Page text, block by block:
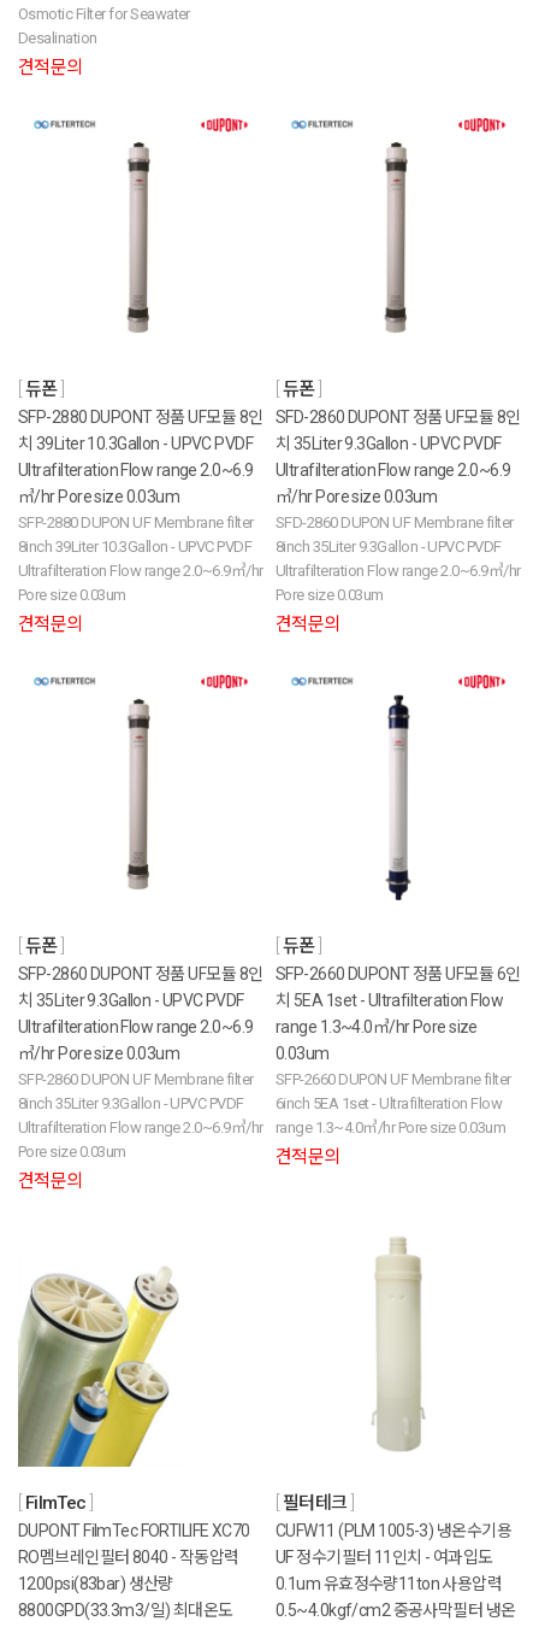
Osmotic Filter for Seawater
Desalination
견적문의
듀폰
SFP-2880 DUPONT 정품 UF모듈 8인
치 39Liter 10.3Gallon - UPVC PVDF
Ultrafilteration Flow range 2.0~6.9
㎥/hr Pore size 0.03um
SFP-2880 DUPON UF Membrane filter
8inch 39Liter 10.3Gallon - UPVC PVDF
Ultrafilteration Flow range 2.0~6.9㎥/hr
Pore size 0.03um
견적문의
듀폰
SFD-2860 DUPONT 정품 UF모듈 8인
치 35Liter 9.3Gallon - UPVC PVDF
Ultrafilteration Flow range 2.0~6.9
㎥/hr Pore size 0.03um
SFD-2860 DUPON UF Membrane filter
8inch 35Liter 9.3Gallon - UPVC PVDF
Ultrafilteration Flow range 2.0~6.9㎥/hr
Pore size 0.03um
견적문의
듀폰
SFP-2860 DUPONT 정품 UF모듈 8인
치 35Liter 9.3Gallon - UPVC PVDF
Ultrafilteration Flow range 2.0~6.9
㎥/hr Pore size 0.03um
SFP-2860 DUPON UF Membrane filter
8inch 35Liter 9.3Gallon - UPVC PVDF
Ultrafilteration Flow range 2.0~6.9㎥/hr
Pore size 0.03um
견적문의
듀폰
SFP-2660 DUPONT 정품 UF모듈 6인
치 5EA 1set - Ultrafilteration Flow
range 1.3~4.0㎥/hr Pore size
0.03um
SFP-2660 DUPON UF Membrane filter
6inch 5EA 1set - Ultrafilteration Flow
range 1.3~4.0㎥/hr Pore size 0.03um
견적문의
FilmTec
DUPONT FilmTec FORTILIFE XC70
RO멤브레인필터 8040 - 작동압력
1200psi(83bar) 생산량
8800GPD(33.3m3/일) 최대온도
필터테크
CUFW11 (PLM 1005-3) 냉온수기용
UF 정수기필터 11인치 - 여과입도
0.1um 유효정수량11ton 사용압력
0.5~4.0kgf/cm2 중공사막필터 냉온